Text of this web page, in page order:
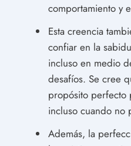
comportamiento y
Esta creencia
confiar en la
incluso en medio
desafíos. Se cree
propósito perfecto
incluso cuando no
Además, la